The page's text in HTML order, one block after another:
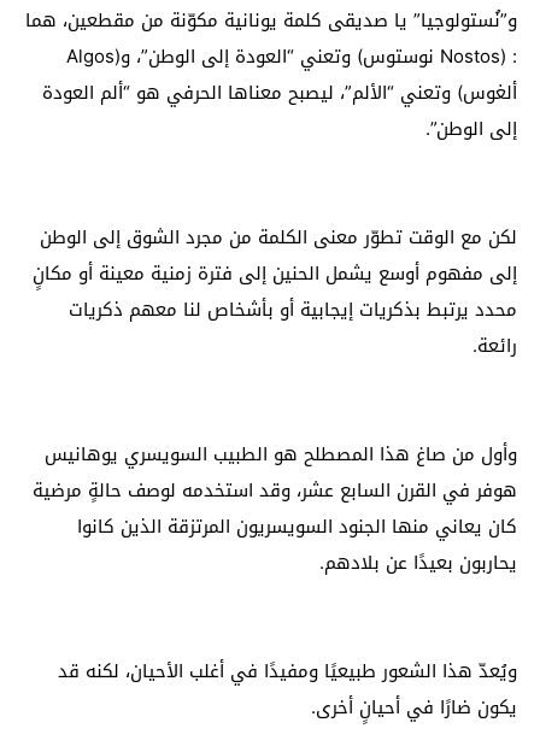
و”نُستولوجيا” يا صديقى كلمة يونانية مكوّنة من مقطعين، هما
: (Nostos نوستوس) وتعني “العودة إلى الوطن”، و(Algos
ألغوس) وتعني “الألم”، ليصبح معناها الحرفي هو “ألم العودة
إلى الوطن”.
لكن مع الوقت تطوّر معنى الكلمة من مجرد الشوق إلى الوطن
إلى مفهوم أوسع يشمل الحنين إلى فترة زمنية معينة أو مكانٍ
محدد يرتبط بذكريات إيجابية أو بأشخاص لنا معهم ذكريات
رائعة.
وأول من صاغ هذا المصطلح هو الطبيب السويسري يوهانيس
هوفر في القرن السابع عشر، وقد استخدمه لوصف حالةٍ مرضية
كان يعاني منها الجنود السويسريون المرتزقة الذين كانوا
يحاربون بعيدًا عن بلادهم.
ويُعدّ هذا الشعور طبيعيًا ومفيدًا في أغلب الأحيان، لكنه قد
يكون ضارًا في أحيانٍ أخرى.